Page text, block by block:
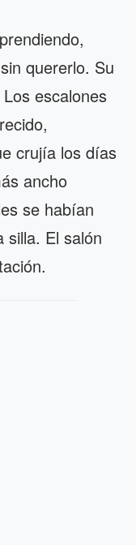
quererlo. Su
escalones
crujía los días
ancho
se habían
silla. El salón